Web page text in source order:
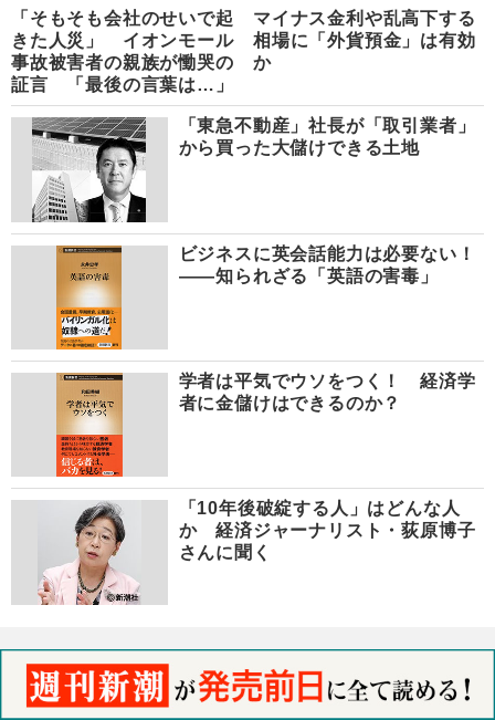
「そもそも会社のせいで起
きた人災」 イオンモール
事故被害者の親族が慟哭の
証言 「最後の言葉は…」
マイナス金利や乱高下する
相場に「外貨預金」は有効
か
「東急不動産」社長が「取引業者」
から買った大儲けできる土地
ビジネスに英会話能力は必要ない！
――知られざる「英語の害毒」
学者は平気でウソをつく！ 経済学
者に金儲けはできるのか？
「10年後破綻する人」はどんな人
か 経済ジャーナリスト・荻原博子
さんに聞く